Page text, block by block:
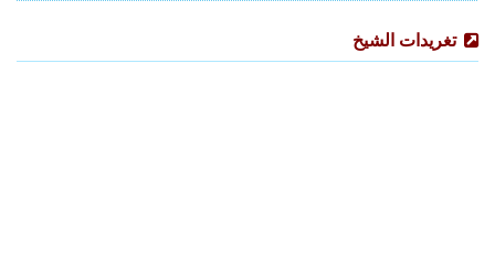
تغريدات الشيخ